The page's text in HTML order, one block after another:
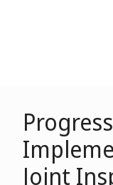
Joint